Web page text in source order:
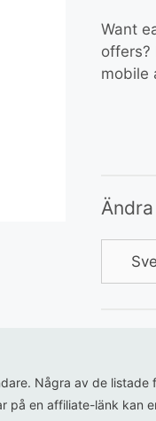
Want
offers?
mobile
Några av de
på en affiliate-länk kan